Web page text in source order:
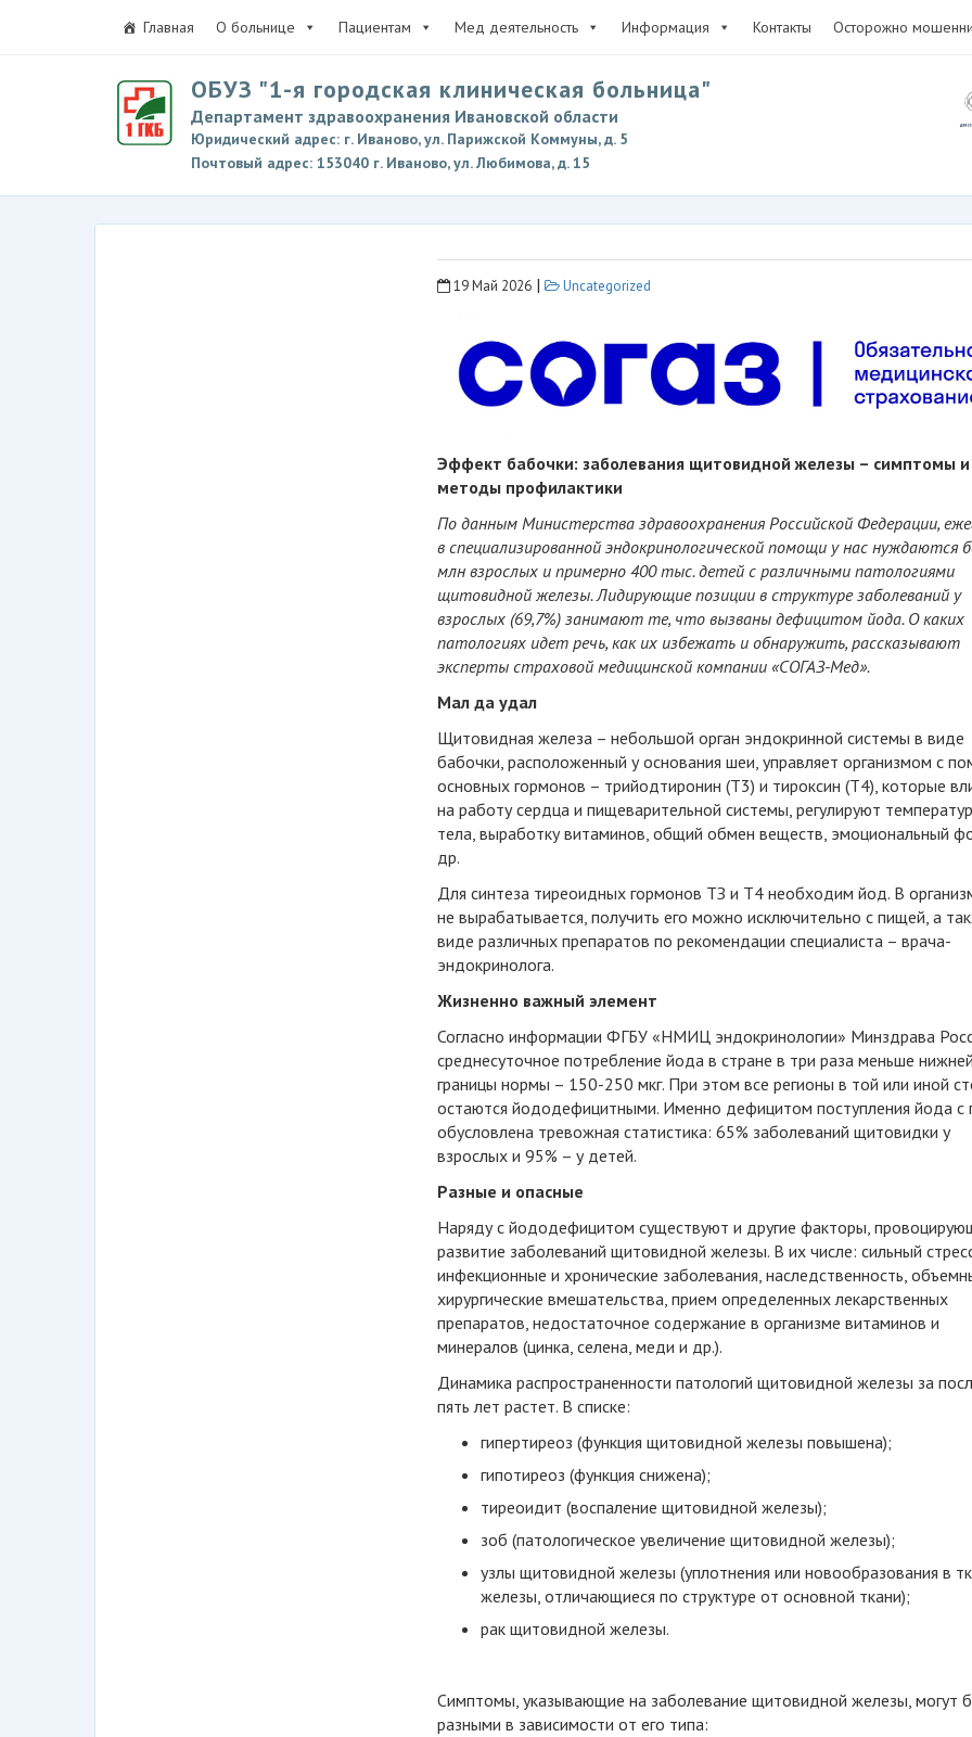
Главная О больнице Пациентам Мед деятельность Информация Контакты Осторожно
ОБУЗ "1-я городская клиническая больница"
Департамент здравоохранения Ивановской области
Юридический адрес: г. Иваново, ул. Парижской Коммуны, д. 5
Почтовый адрес: 153040 г. Иваново, ул. Любимова, д. 15
19 Май 2026| Uncategorized
Эффект бабочки: заболевания щитовидной железы – симптомы и
методы профилактики
По данным Министерства здравоохранения Российской Федерации,
в специализированной эндокринологической помощи у нас нуждаются
млн взрослых и примерно 400 тыс. детей с различными патологиями
щитовидной железы. Лидирующие позиции в структуре заболеваний у
взрослых (69,7%) занимают те, что вызваны дефицитом йода. О каких
патологиях идет речь, как их избежать и обнаружить, рассказывают
эксперты страховой медицинской компании «СОГАЗ-Мед».
Мал да удал
Щитовидная железа – небольшой орган эндокринной системы в виде
бабочки, расположенный у основания шеи, управляет организмом с
основных гормонов – трийодтиронин (Т3) и тироксин (Т4), которые
на работу сердца и пищеварительной системы, регулируют
тела, выработку витаминов, общий обмен веществ, эмоциональный
др.
Для синтеза тиреоидных гормонов ТЗ и Т4 необходим йод. В
не вырабатывается, получить его можно исключительно с пищей, а
виде различных препаратов по рекомендации специалиста – врача-
эндокринолога.
Жизненно важный элемент
Согласно информации ФГБУ «НМИЦ эндокринологии» Минздрава
среднесуточное потребление йода в стране в три раза меньше
границы нормы – 150-250 мкг. При этом все регионы в той или иной
остаются йододефицитными. Именно дефицитом поступления йода с
обусловлена тревожная статистика: 65% заболеваний щитовидки у
взрослых и 95% – у детей.
Разные и опасные
Наряду с йододефицитом существуют и другие факторы,
развитие заболеваний щитовидной железы. В их числе: сильный
инфекционные и хронические заболевания, наследственность,
хирургические вмешательства, прием определенных лекарственных
препаратов, недостаточное содержание в организме витаминов и
минералов (цинка, селена, меди и др.).
Динамика распространенности патологий щитовидной железы за
пять лет растет. В списке:
гипертиреоз (функция щитовидной железы повышена);
гипотиреоз (функция снижена);
тиреоидит (воспаление щитовидной железы);
зоб (патологическое увеличение щитовидной железы);
узлы щитовидной железы (уплотнения или новообразования в
железы, отличающиеся по структуре от основной ткани);
рак щитовидной железы.
Симптомы, указывающие на заболевание щитовидной железы, могут
разными в зависимости от его типа: